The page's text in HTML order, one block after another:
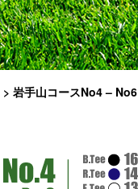
> 岩手山コースNo4 – No6